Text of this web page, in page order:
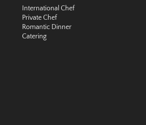
International Chef
Private Chef
Romantic Dinner
Catering